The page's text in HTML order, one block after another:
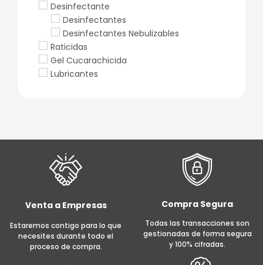
Desinfectante
Desinfectantes
Desinfectantes Nebulizables
Raticidas
Gel Cucarachicida
Lubricantes
Venta a Empresas
Estaremos contigo para lo que
necesites durante todo el
proceso de compra.
Compra Segura
Todas las transacciones son
gestionadas de forma segura
y 100% cifradas.